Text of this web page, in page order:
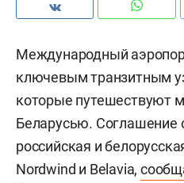
Международный
ключевым транзитным
которые путешествуют
Беларусью. Соглашение
российская и
Nordwind и Belavia,